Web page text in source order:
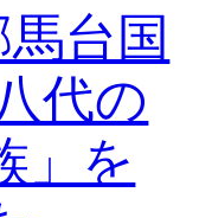
台国
代の
」を